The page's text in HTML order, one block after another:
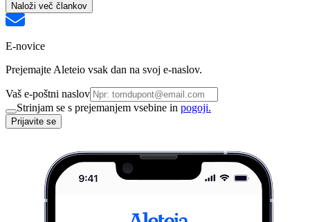
Naloži več člankov
E-novice
Prejemajte Aleteio vsak dan na svoj e-naslov.
Vaš e-poštni naslov
Strinjam se s prejemanjem vsebine in pogoji.
Prijavite se